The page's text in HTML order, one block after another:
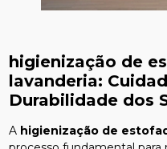
higienização de
lavanderia:
Durabilidade dos
A higienização de